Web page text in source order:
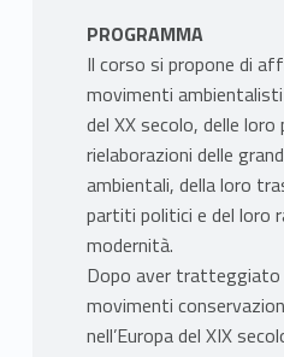
PROGRAMMA
Il corso si propone di
movimenti
del XX secolo, delle loro
rielaborazioni delle
ambientali, della loro
partiti politici e del loro
modernità.
Dopo aver tratteggiato
movimenti
nell’Europa del XIX